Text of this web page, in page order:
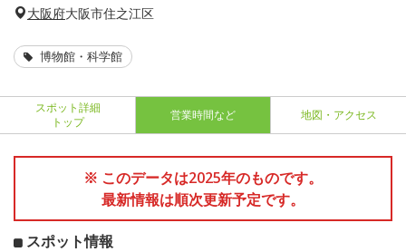
大阪府大阪市住之江区
博物館・科学館
スポット詳細
トップ
営業時間など 地図・アクセス
※ このデータは2025年のものです。
最新情報は順次更新予定です。
スポット情報